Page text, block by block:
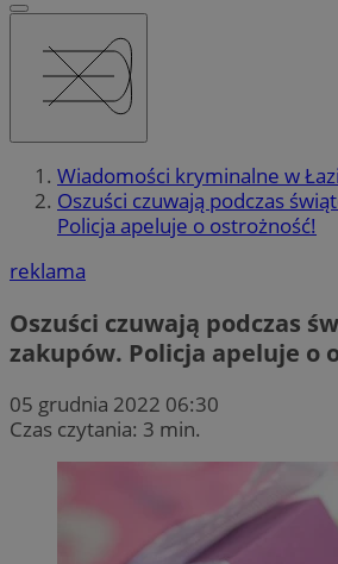
Wiadomości kryminalne w
Oszuści czuwają podczas
Policja apeluje o ostrożność!
reklama
Oszuści czuwają podczas
zakupów. Policja apeluje o
05 grudnia 2022 06:30
Czas czytania: 3 min.